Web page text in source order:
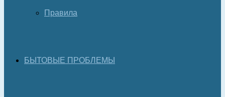
Правила
БЫТОВЫЕ ПРОБЛЕМЫ